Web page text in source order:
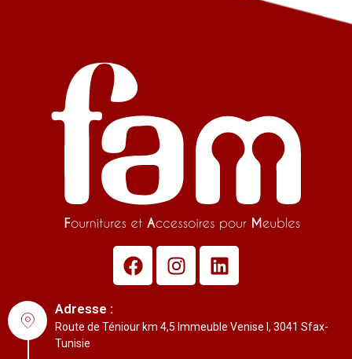
Adresse :
Route de Téniour km 4,5 Immeuble Venise I, 3041 Sfax-
Tunisie